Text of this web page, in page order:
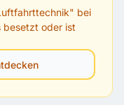
" bei
besetzt oder ist